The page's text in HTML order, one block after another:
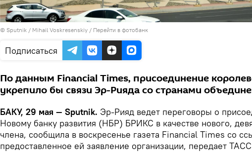
© Sputnik / Mihail Voskresenskiy / Перейти в фотобанк
Подписаться
По данным Financial Times, присоединение
укрепило бы связи Эр-Рияда со странами
БАКУ, 29 мая — Sputnik. Эр-Рияд ведет переговоры о
Новому банку развития (НБР) БРИКС в качестве нового,
члена, сообщила в воскресенье газета Financial Times со
предоставленное ей заявление организации, передает